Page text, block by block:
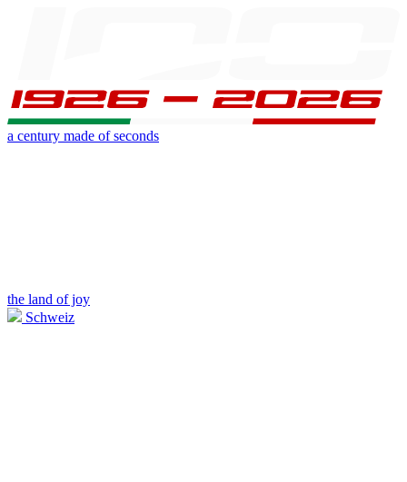
a century made of seconds
the land of joy
Schweiz